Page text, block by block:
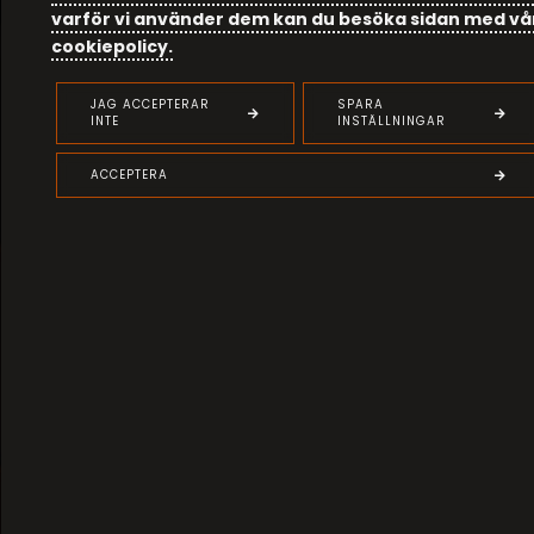
varför vi använder dem kan du besöka sidan med
cookiepolicy.
JAG ACCEPTERAR
INTE
SPARA
INSTÄLLNINGAR
ACCEPTERA